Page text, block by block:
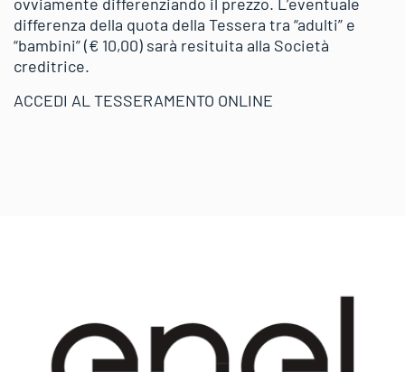
differenza della quota della Tessera tra “adulti” e
“bambini” (€ 10,00) sarà resituita alla Società
creditrice.
ACCEDI AL TESSERAMENTO ONLINE